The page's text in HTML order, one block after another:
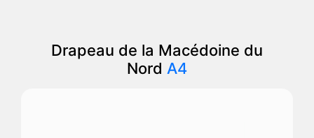
Drapeau de la Macédoine du
Nord A4